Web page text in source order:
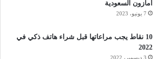
أمازون السعودية
7 يونيو، 2023
10 نقاط يجب مراعاتها قبل شراء هاتف ذكي في
2022
3 ديسمبر، 2022